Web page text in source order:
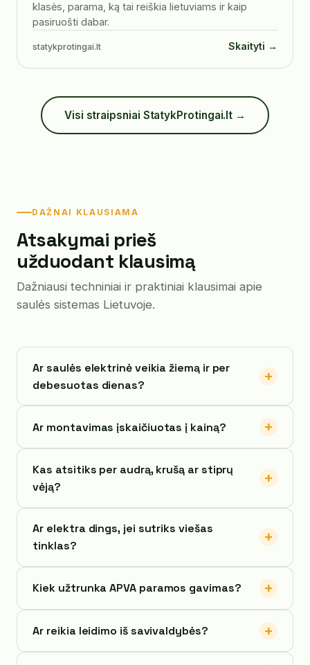
klasės, parama, ką tai reiškia lietuviams ir kaip
pasiruošti dabar.
statykprotingai.lt Skaityti →
Visi straipsniai StatykProtingai.lt →
DAŽNAI KLAUSIAMA
Atsakymai prieš
užduodant klausimą
Dažniausi techniniai ir praktiniai klausimai apie
saulės sistemas Lietuvoje.
Ar saulės elektrinė veikia žiemą ir per
debesuotas dienas?
Ar montavimas įskaičiuotas į kainą?
Kas atsitiks per audrą, krušą ar stiprų
vėją?
Ar elektra dings, jei sutriks viešas
tinklas?
Kiek užtrunka APVA paramos gavimas?
Ar reikia leidimo iš savivaldybės?